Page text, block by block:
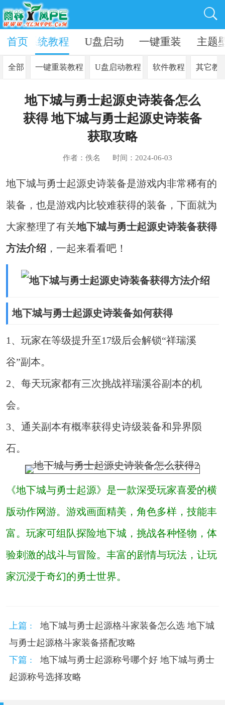
系统教程 U盘启动 一键重装 主题
首页
全部 一键重装教程 U盘启动教程 软件教程 其它教
地下城与勇士起源史诗装备怎么
获得 地下城与勇士起源史诗装备
获取攻略
作者：佚名 时间：2024-06-03
地下城与勇士起源史诗装备是游戏内非常稀有的
装备，也是游戏内比较难获得的装备，下面就为
大家整理了有关地下城与勇士起源史诗装备获得
方法介绍 ，一起来看看吧！
地下城与勇士起源史诗装备如何获得
1、玩家在等级提升至17级后会解锁“祥瑞溪
谷”副本。
2、每天玩家都有三次挑战祥瑞溪谷副本的机
会。
3、通关副本有概率获得史诗级装备和异界陨
石。
《地下城与勇士起源》是一款深受玩家喜爱的横
版动作网游。游戏画面精美，角色多样，技能丰
富。玩家可组队探险地下城，挑战各种怪物，体
验刺激的战斗与冒险。丰富的剧情与玩法，让玩
家沉浸于奇幻的勇士世界。
上篇 :
地下城与勇士起源格斗家装备怎么选 地下城
与勇士起源格斗家装备搭配攻略
下篇 :
地下城与勇士起源称号哪个好 地下城与勇士
起源称号选择攻略